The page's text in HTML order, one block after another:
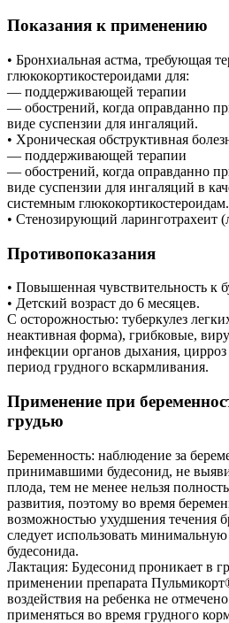
Показания к применению
• Бронхиальная астма, требующая
глюкокортикостероидами для:
— поддерживающей терапии
— обострений, когда оправданно
виде суспензии для ингаляций.
• Хроническая обструктивная
— поддерживающей терапии
— обострений, когда оправданно
виде суспензии для ингаляций в
системным глюкокортикостероидам.
• Стенозирующий ларинготрахеит
Противопоказания
• Повышенная чувствительность к
• Детский возраст до 6 месяцев.
С осторожностью: туберкулез
неактивная форма), грибковые,
инфекции органов дыхания, цирроз
период грудного вскармливания.
Применение при
грудью
Беременность: наблюдение за
принимавшими будесонид, не
плода, тем не менее нельзя
развития, поэтому во время
возможностью ухудшения течения
следует использовать
будесонида.
Лактация: Будесонид проникает в
применении препарата
воздействия на ребенка не
применяться во время грудного